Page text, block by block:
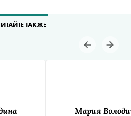
ТАКЖЕ
Мария